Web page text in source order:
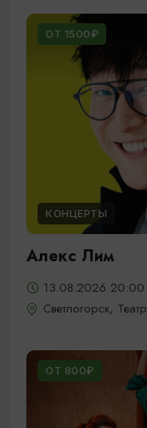
ОТ 1500₽
КОНЦЕРТЫ
Алекс Лим
13.08.2026 20:00
Светлогорск,
ОТ 800₽